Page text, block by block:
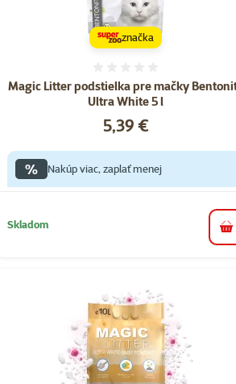
2
Magic Litter podstielka pre mačky
Ultra White 5 l
Cena
5,39 €
značka
% Nakúp viac, zaplať menej
Skladom